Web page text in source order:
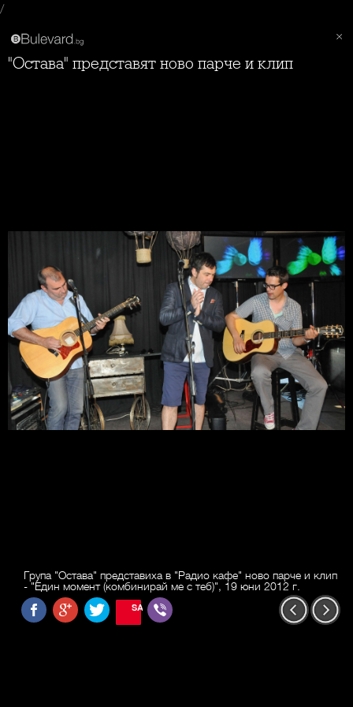
/
"Остава" представят ново парче и клип
Група "Остава" представиха в "Радио кафе" ново парче и клип
- "Един момент (комбинирай ме с теб)", 19 юни 2012 г.
SAVE